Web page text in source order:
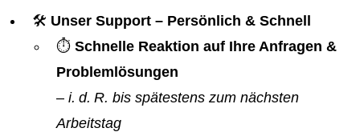
🛠️ Unser Support – Persönlich & Schnell
⏱️ Schnelle Reaktion auf Ihre Anfragen &
Problemlösungen
– i. d. R. bis spätestens zum nächsten
Arbeitstag